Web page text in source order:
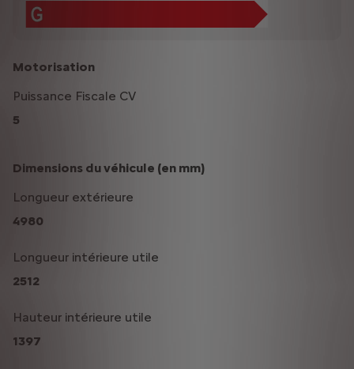
Motorisation
Puissance Fiscale CV
5
Dimensions du véhicule (en mm)
Longueur extérieure
4980
Longueur intérieure utile
2512
Hauteur intérieure utile
1397